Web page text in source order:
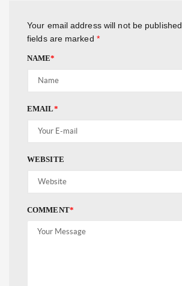
Your email address will not be published.
fields are marked *
NAME*
EMAIL*
WEBSITE
COMMENT*